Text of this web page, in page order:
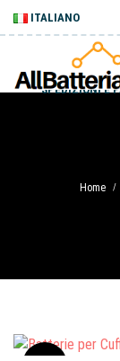
ITALIANO
SPEDIZIONI E
Home /